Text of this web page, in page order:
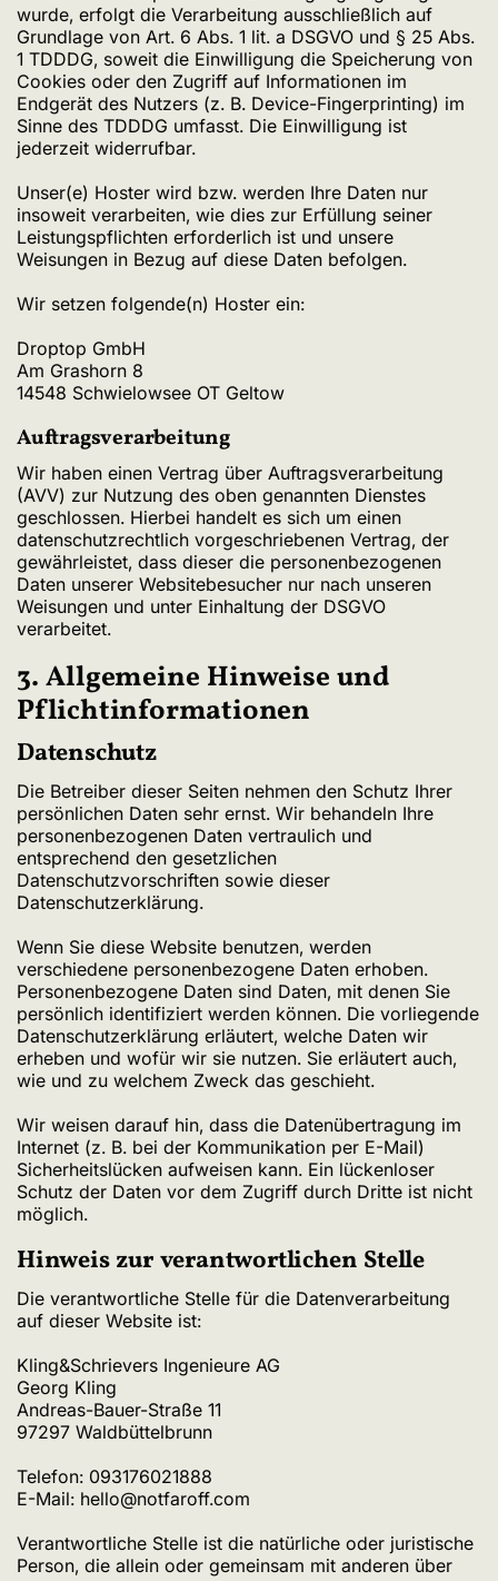
wurde, erfolgt die Verarbeitung ausschließlich auf
Grundlage von Art. 6 Abs. 1 lit. a DSGVO und § 25 Abs.
1 TDDDG, soweit die Einwilligung die Speicherung von
Cookies oder den Zugriff auf Informationen im
Endgerät des Nutzers (z. B. Device-Fingerprinting) im
Sinne des TDDDG umfasst. Die Einwilligung ist
jederzeit widerrufbar.
Unser(e) Hoster wird bzw. werden Ihre Daten nur
insoweit verarbeiten, wie dies zur Erfüllung seiner
Leistungspflichten erforderlich ist und unsere
Weisungen in Bezug auf diese Daten befolgen.
Wir setzen folgende(n) Hoster ein:
Droptop GmbH
Am Grashorn 8
14548 Schwielowsee OT Geltow
Auftragsverarbeitung
Wir haben einen Vertrag über Auftragsverarbeitung
(AVV) zur Nutzung des oben genannten Dienstes
geschlossen. Hierbei handelt es sich um einen
datenschutzrechtlich vorgeschriebenen Vertrag, der
gewährleistet, dass dieser die personenbezogenen
Daten unserer Websitebesucher nur nach unseren
Weisungen und unter Einhaltung der DSGVO
verarbeitet.
3. Allgemeine Hinweise und
Pflicht­informationen
Datenschutz
Die Betreiber dieser Seiten nehmen den Schutz Ihrer
persönlichen Daten sehr ernst. Wir behandeln Ihre
personenbezogenen Daten vertraulich und
entsprechend den gesetzlichen
Datenschutzvorschriften sowie dieser
Datenschutzerklärung.
Wenn Sie diese Website benutzen, werden
verschiedene personenbezogene Daten erhoben.
Personenbezogene Daten sind Daten, mit denen Sie
persönlich identifiziert werden können. Die vorliegende
Datenschutzerklärung erläutert, welche Daten wir
erheben und wofür wir sie nutzen. Sie erläutert auch,
wie und zu welchem Zweck das geschieht.
Wir weisen darauf hin, dass die Datenübertragung im
Internet (z. B. bei der Kommunikation per E-Mail)
Sicherheitslücken aufweisen kann. Ein lückenloser
Schutz der Daten vor dem Zugriff durch Dritte ist nicht
möglich.
Hinweis zur verantwortlichen Stelle
Die verantwortliche Stelle für die Datenverarbeitung
auf dieser Website ist:
Kling&Schrievers Ingenieure AG
Georg Kling
Andreas-Bauer-Straße 11
97297 Waldbüttelbrunn
Telefon: 093176021888
E-Mail: hello@notfaroff.com
Verantwortliche Stelle ist die natürliche oder juristische
Person, die allein oder gemeinsam mit anderen über